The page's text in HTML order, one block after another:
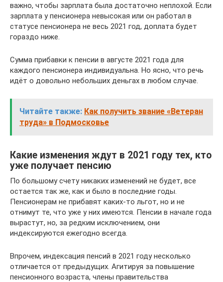
важно, чтобы зарплата была достаточно неплохой. Если
зарплата у пенсионера невысокая или он работал в
статусе пенсионера не весь 2021 год, доплата будет
гораздо ниже.
Сумма прибавки к пенсии в августе 2021 года для
каждого пенсионера индивидуальна. Но ясно, что речь
идёт о довольно небольших деньгах в любом случае.
Читайте также: Как получить звание «Ветеран
труда» в Подмосковье
Какие изменения ждут в 2021 году тех, кто
уже получает пенсию
По большому счету никаких изменений не будет, все
остается так же, как и было в последние годы.
Пенсионерам не прибавят каких-то льгот, но и не
отнимут те, что уже у них имеются. Пенсии в начале года
вырастут, но, за редким исключением, они
индексируются ежегодно всегда.
Впрочем, индексация пенсий в 2021 году несколько
отличается от предыдущих. Агитируя за повышение
пенсионного возраста, члены правительства